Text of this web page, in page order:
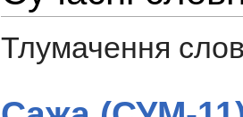
Тлумачення